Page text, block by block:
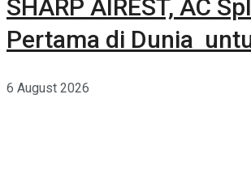
SHARP AIREST, AC
Pertama di Dunia
6 August 2026